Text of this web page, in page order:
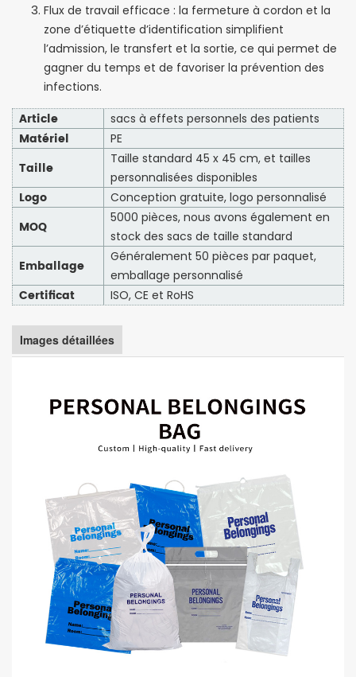
Flux de travail efficace : la fermeture à cordon et la
zone d’étiquette d’identification simplifient
l’admission, le transfert et la sortie, ce qui permet de
gagner du temps et de favoriser la prévention des
infections.
Article sacs à effets personnels des patients
Matériel PE
Taille
Taille standard 45 x 45 cm, et tailles
personnalisées disponibles
Logo Conception gratuite, logo personnalisé
MOQ
5000 pièces, nous avons également en
stock des sacs de taille standard
Emballage
Généralement 50 pièces par paquet,
emballage personnalisé
Certificat ISO, CE et RoHS
Images détaillées